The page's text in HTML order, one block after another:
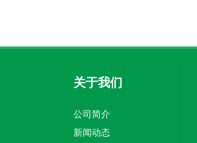
关于我们
公司简介
新闻动态